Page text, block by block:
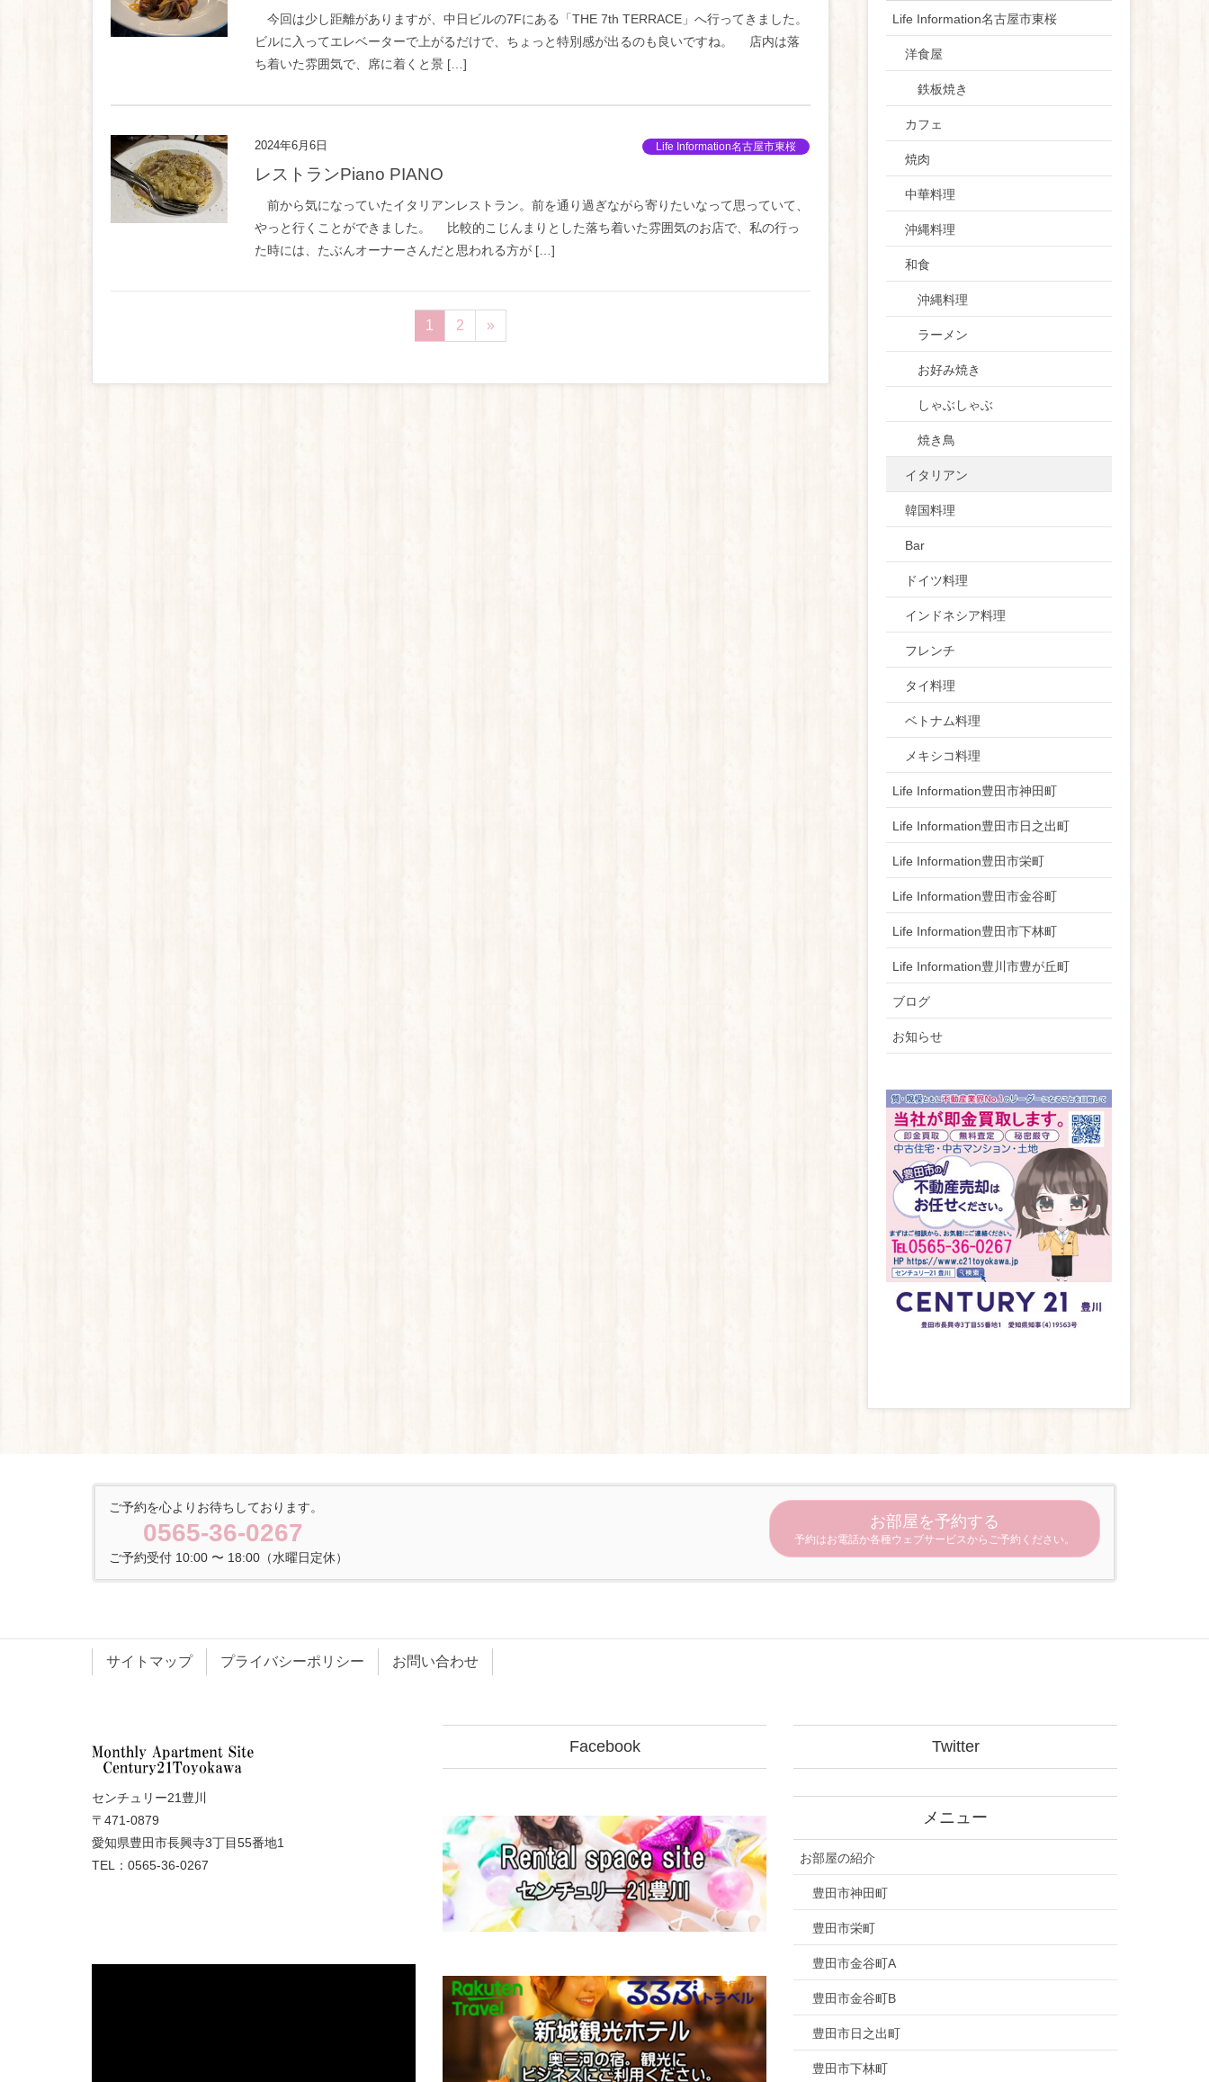
今回は少し距離がありますが、中日ビルの7Fにある「THE 7th TERRACE」へ行ってきました。
ビルに入ってエレベーターで上がるだけで、ちょっと特別感が出るのも良いですね。 店内は落
ち着いた雰囲気で、席に着くと景 […]
2024年6月6日 Life Information名古屋市東桜
レストランPiano PIANO
前から気になっていたイタリアンレストラン。前を通り過ぎながら寄りたいなって思っていて、
やっと行くことができました。 比較的こじんまりとした落ち着いた雰囲気のお店で、私の行っ
た時には、たぶんオーナーさんだと思われる方が […]
1 2 »
Life Information名古屋市東桜
洋食屋
鉄板焼き
カフェ
焼肉
中華料理
沖縄料理
和食
沖縄料理
ラーメン
お好み焼き
しゃぶしゃぶ
焼き鳥
イタリアン
韓国料理
Bar
ドイツ料理
インドネシア料理
フレンチ
タイ料理
ベトナム料理
メキシコ料理
Life Information豊田市神田町
Life Information豊田市日之出町
Life Information豊田市栄町
Life Information豊田市金谷町
Life Information豊田市下林町
Life Information豊川市豊が丘町
ブログ
お知らせ
ご予約を心よりお待ちしております。
0565-36-0267
ご予約受付 10:00 〜 18:00（水曜日定休）
お部屋を予約する
予約はお電話か各種ウェブサービスからご予約ください。
サイトマップ プライバシーポリシー お問い合わせ
センチュリー21豊川
〒471-0879
愛知県豊田市長興寺3丁目55番地1
TEL：0565-36-0267
Facebook Twitter
メニュー
お部屋の紹介
豊田市神田町
豊田市栄町
豊田市金谷町A
豊田市金谷町B
豊田市日之出町
豊田市下林町